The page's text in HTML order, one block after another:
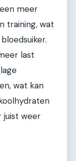
meer
training, wat
last
wat kan
juist weer